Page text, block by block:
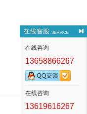
在线咨询
13658866267
在线咨询
13619616267